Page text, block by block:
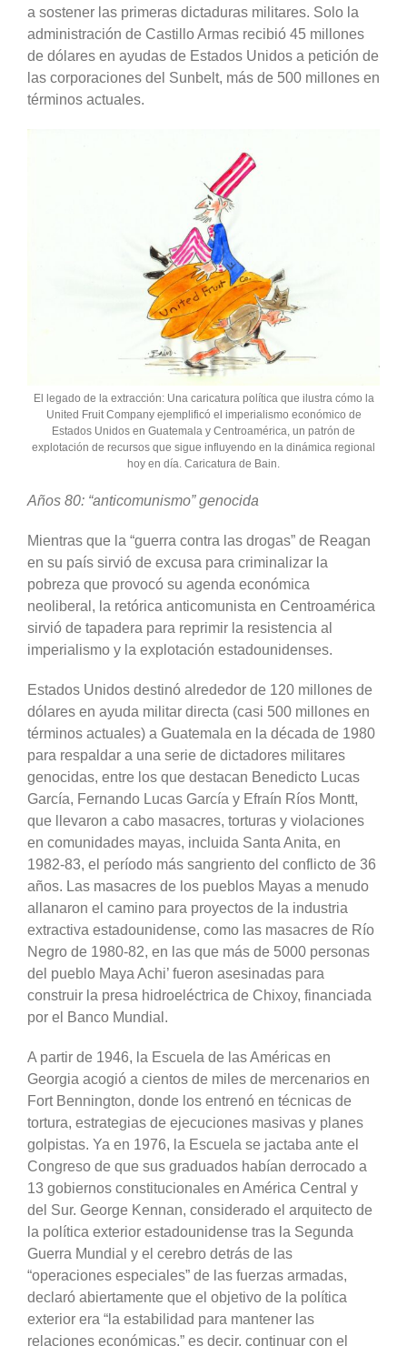
a sostener las primeras dictaduras militares. Solo la
administración de Castillo Armas recibió 45 millones
de dólares en ayudas de Estados Unidos a petición de
las corporaciones del Sunbelt, más de 500 millones en
términos actuales.
El legado de la extracción: Una caricatura política que ilustra cómo la
United Fruit Company ejemplificó el imperialismo económico de
Estados Unidos en Guatemala y Centroamérica, un patrón de
explotación de recursos que sigue influyendo en la dinámica regional
hoy en día. Caricatura de Bain.
Años 80: “anticomunismo” genocida
Mientras que la “guerra contra las drogas” de Reagan
en su país sirvió de excusa para criminalizar la
pobreza que provocó su agenda económica
neoliberal, la retórica anticomunista en Centroamérica
sirvió de tapadera para reprimir la resistencia al
imperialismo y la explotación estadounidenses.
Estados Unidos destinó alrededor de 120 millones de
dólares en ayuda militar directa (casi 500 millones en
términos actuales) a Guatemala en la década de 1980
para respaldar a una serie de dictadores militares
genocidas, entre los que destacan Benedicto Lucas
García, Fernando Lucas García y Efraín Ríos Montt,
que llevaron a cabo masacres, torturas y violaciones
en comunidades mayas, incluida Santa Anita, en
1982-83, el período más sangriento del conflicto de 36
años. Las masacres de los pueblos Mayas a menudo
allanaron el camino para proyectos de la industria
extractiva estadounidense, como las masacres de Río
Negro de 1980-82, en las que más de 5000 personas
del pueblo Maya Achi’ fueron asesinadas para
construir la presa hidroeléctrica de Chixoy, financiada
por el Banco Mundial.
A partir de 1946, la Escuela de las Américas en
Georgia acogió a cientos de miles de mercenarios en
Fort Bennington, donde los entrenó en técnicas de
tortura, estrategias de ejecuciones masivas y planes
golpistas. Ya en 1976, la Escuela se jactaba ante el
Congreso de que sus graduados habían derrocado a
13 gobiernos constitucionales en América Central y
del Sur. George Kennan, considerado el arquitecto de
la política exterior estadounidense tras la Segunda
Guerra Mundial y el cerebro detrás de las
“operaciones especiales” de las fuerzas armadas,
declaró abiertamente que el objetivo de la política
exterior era “la estabilidad para mantener las
relaciones económicas,” es decir, continuar con el